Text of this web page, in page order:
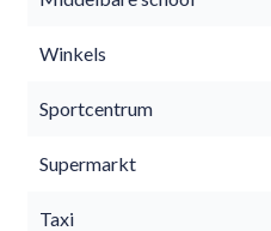
Winkels
Sportcentrum
Supermarkt
Taxi